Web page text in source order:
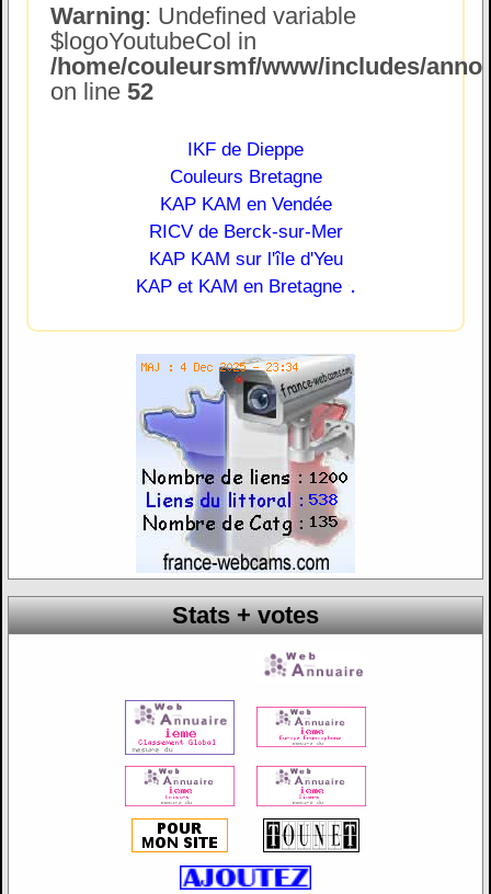
Warning: Undefined variable
$logoYoutubeCol in
/home/couleursmf/www/includes/
on line 52
IKF de Dieppe
Couleurs Bretagne
KAP KAM en Vendée
RICV de Berck-sur-Mer
KAP KAM sur l'île d'Yeu
KAP et KAM en Bretagne .
Stats + votes